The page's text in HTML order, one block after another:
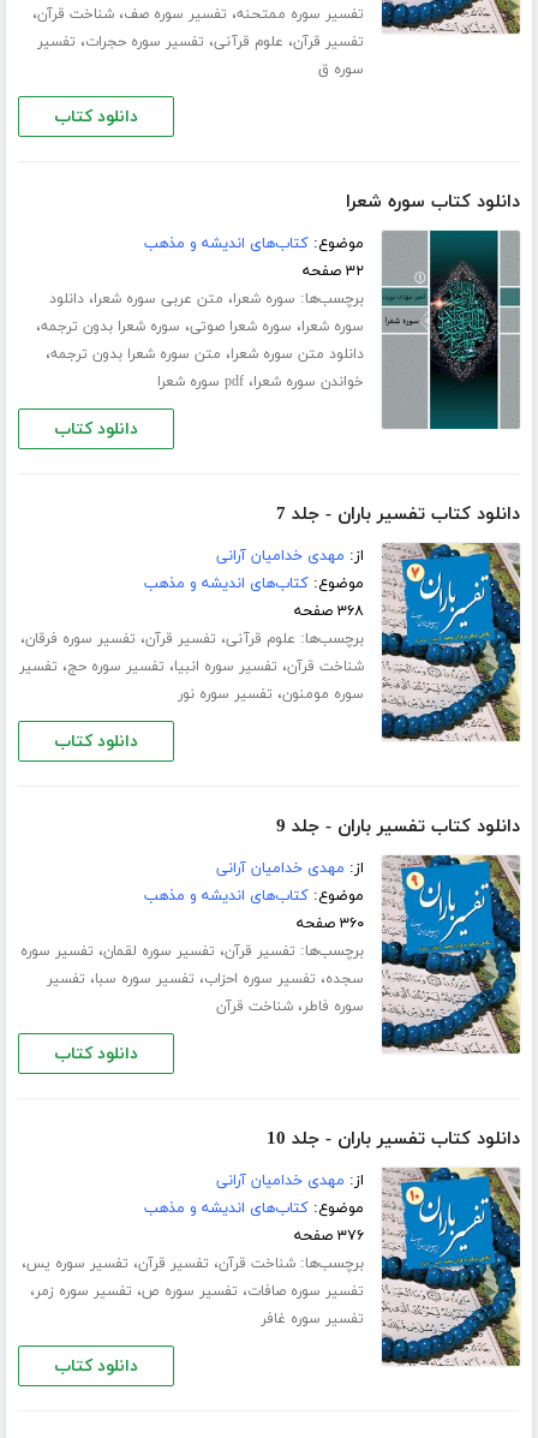
تفسیر سوره ممتحنه، تفسیر سوره صف،شناخت قرآن،
تفسیر قرآن، علوم قرآنی، تفسیر سوره حجرات، تفسیر
سوره ق
دانلود کتاب
دانلود کتاب سوره شعرا
موضوع:کتاب‌های اندیشه و مذهب
۳۲ صفحه
برچسب‌ها: سوره شعرا، متن عربی سوره شعرا،دانلود
سوره شعرا، سوره شعرا صوتی، سوره شعرا بدون ترجمه،
دانلود متن سوره شعرا، متن سوره شعرا بدون ترجمه،
خواندن سوره شعرا،pdf سوره شعرا
دانلود کتاب
دانلود کتاب تفسیر باران - جلد 7
از: مهدی خدامیان آرانی
موضوع:کتاب‌های اندیشه و مذهب
۳۶۸ صفحه
برچسب‌ها: علوم قرآنی، تفسیر قرآن، تفسیر سوره فرقان،
شناخت قرآن، تفسیر سوره انبیا، تفسیر سوره حج، تفسیر
سوره مومنون، تفسیر سوره نور
دانلود کتاب
دانلود کتاب تفسیر باران - جلد 9
از: مهدی خدامیان آرانی
موضوع:کتاب‌های اندیشه و مذهب
۳۶۰ صفحه
برچسب‌ها: تفسیر قرآن، تفسیر سوره لقمان، تفسیر سوره
سجده، تفسیر سوره احزاب، تفسیر سوره سبا، تفسیر
سوره فاطر،شناخت قرآن
دانلود کتاب
دانلود کتاب تفسیر باران - جلد 10
از: مهدی خدامیان آرانی
موضوع:کتاب‌های اندیشه و مذهب
۳۷۶ صفحه
برچسب‌ها:شناخت قرآن، تفسیر قرآن، تفسیر سوره یس،
تفسیر سوره صافات، تفسیر سوره ص، تفسیر سوره زمر،
تفسیر سوره غافر
دانلود کتاب